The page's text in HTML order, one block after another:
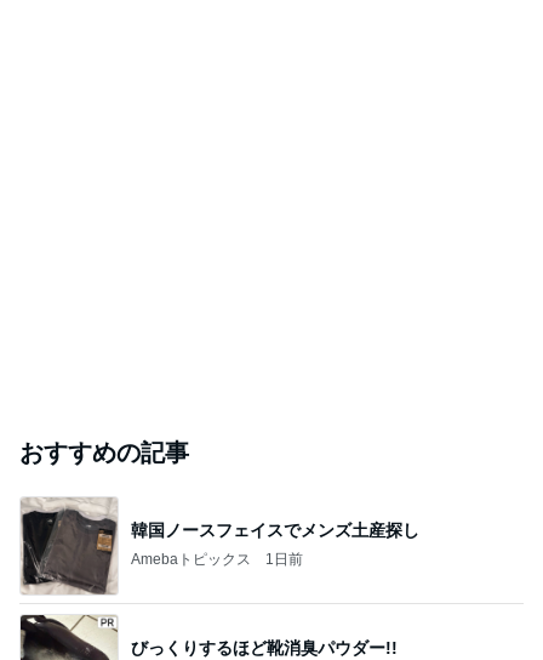
おすすめの記事
韓国ノースフェイスでメンズ土産探し
Amebaトピックス 1日前
びっくりするほど靴消臭パウダー!!